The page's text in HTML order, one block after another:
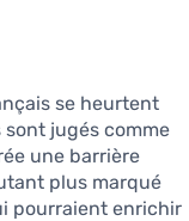
se heurtent
sont jugés comme
une barrière
plus marqué
pourraient enrichir